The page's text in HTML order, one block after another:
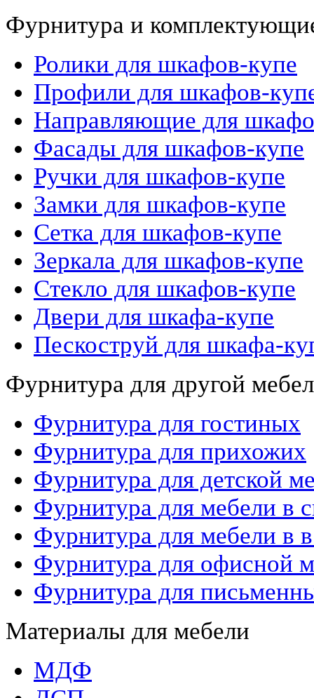
Фурнитура и
Ролики для шкафов-купе
Профили для шкафов-
Направляющие для
Фасады для шкафов-купе
Ручки для шкафов-купе
Замки для шкафов-купе
Сетка для шкафов-купе
Зеркала для шкафов-купе
Стекло для шкафов-купе
Двери для шкафа-купе
Пескоструй для шкафа-
Фурнитура для другой
Фурнитура для гостиных
Фурнитура для прихожих
Фурнитура для детской
Фурнитура для мебели в
Фурнитура для мебели в
Фурнитура для офисной
Фурнитура для
Материалы для мебели
МДФ